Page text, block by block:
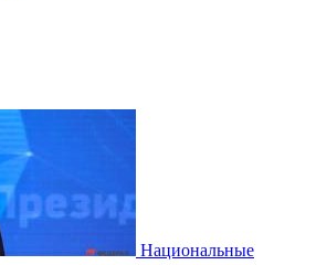
Национальные